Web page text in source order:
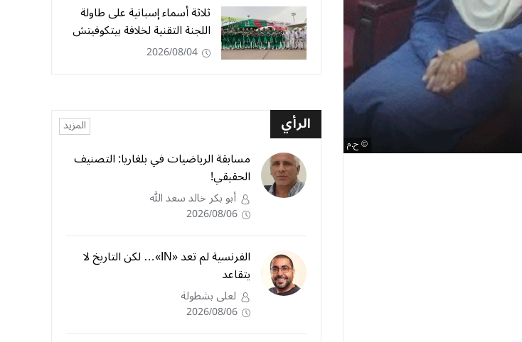
ح.م
ثلاثة أسماء إسبانية على طاولة
اللجنة التقنية لخلافة بيتكوفيتش
2026/08/04
الرأي المزيد
مسابقة الرياضيات في بلغاريا: التصنيف
الحقيقي!
أبو بكر خالد سعد الله
2026/08/06
الفرنسية لم تعد «IN»… لكن التاريخ لا
يتقاعد
لعلى بشطولة
2026/08/06